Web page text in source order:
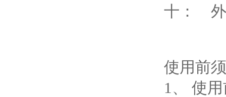
十： 外
使用前
1、 使